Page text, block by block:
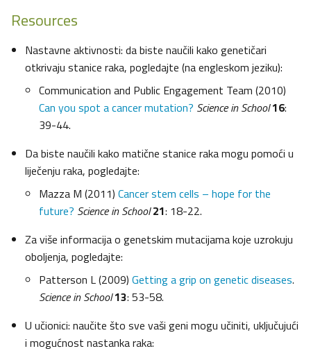
Resources
Nastavne aktivnosti: da biste naučili kako genetičari
otkrivaju stanice raka, pogledajte (na engleskom jeziku):
Communication and Public Engagement Team (2010)
Can you spot a cancer mutation? Science in School16:
39-44.
Da biste naučili kako matične stanice raka mogu pomoći u
liječenju raka, pogledajte:
Mazza M (2011) Cancer stem cells – hope for the
future? Science in School 21: 18-22.
Za više informacija o genetskim mutacijama koje uzrokuju
oboljenja, pogledajte:
Patterson L (2009) Getting a grip on genetic diseases.
Science in School13: 53-58.
U učionici: naučite što sve vaši geni mogu učiniti, uključujući
i mogućnost nastanka raka: